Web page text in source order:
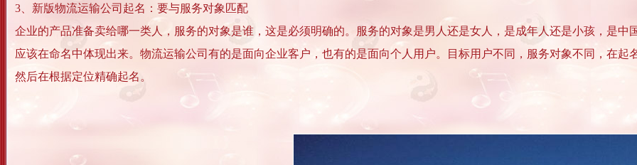
3、新版物流运输公司起名：要与服务对象匹配
企业的产品准备卖给哪一类人，服务的对象是谁，这是必须明确的。服务的对象是男人还是女人，是成年人还是小孩，是
应该在命名中体现出来。物流运输公司有的是面向企业客户，也有的是面向个人用户。目标用户不同，服务对象不同，在
然后在根据定位精确起名。